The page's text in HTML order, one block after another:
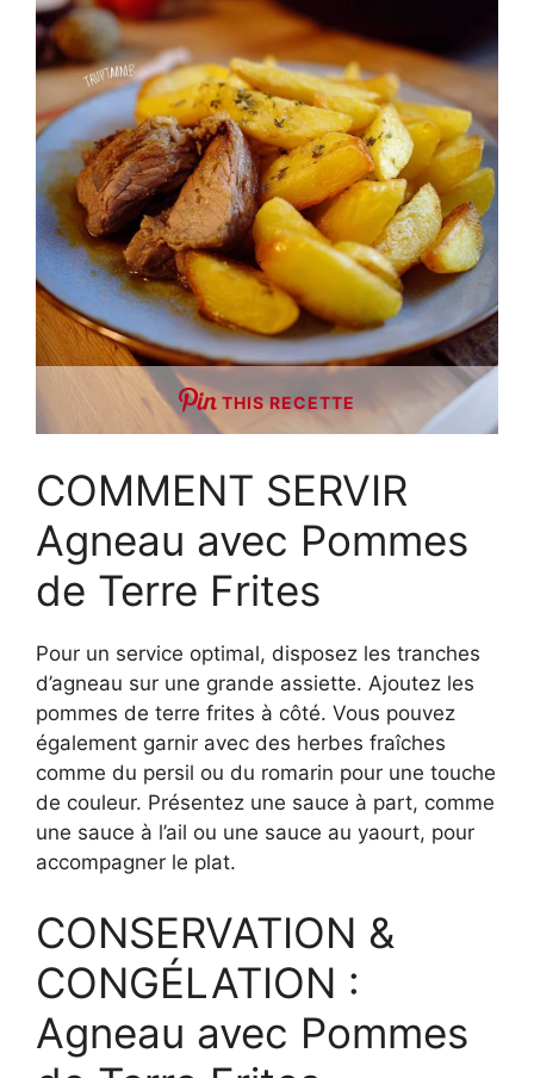
THIS RECETTE
COMMENT SERVIR
Agneau avec Pommes
de Terre Frites
Pour un service optimal, disposez les tranches
d’agneau sur une grande assiette. Ajoutez les
pommes de terre frites à côté. Vous pouvez
également garnir avec des herbes fraîches
comme du persil ou du romarin pour une touche
de couleur. Présentez une sauce à part, comme
une sauce à l’ail ou une sauce au yaourt, pour
accompagner le plat.
CONSERVATION &
CONGÉLATION :
Agneau avec Pommes